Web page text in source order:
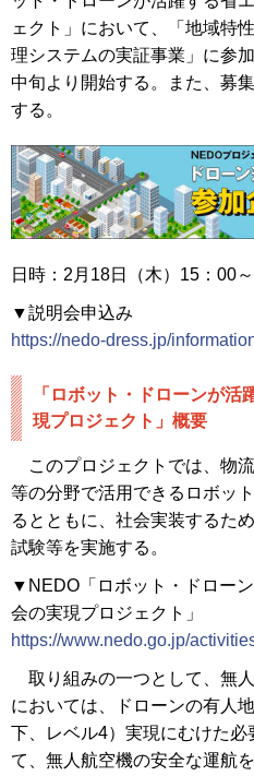
ェクト」において、「地域特
理システムの実証事業」に参
中旬より開始する。また、募
する。
日時：2月18日（木）15：00
▼説明会申込み
https://nedo-dress.jp/
「ロボット・ドローンが
現プロジェクト」概要
このプロジェクトでは、物
等の分野で活用できるロボッ
るとともに、社会実装するた
試験等を実施する。
▼NEDO「ロボット・ドロー
会の実現プロジェクト」
https://www.nedo.go.jp/
取り組みの一つとして、無
においては、ドローンの有人
下、レベル4）実現にむけた
て、無人航空機の安全な運航